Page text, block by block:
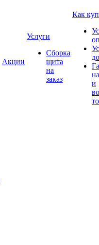
Акции
Услуги
Сборка
щита
на
заказ
Как
и